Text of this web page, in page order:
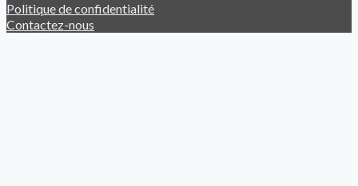
Politique de confidentialité
Contactez-nous